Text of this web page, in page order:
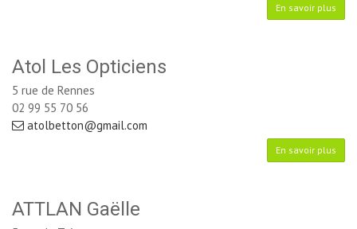
En savoir plus
Atol Les Opticiens
5 rue de Rennes
02 99 55 70 56
atolbetton@gmail.com
En savoir plus
ATTLAN Gaëlle